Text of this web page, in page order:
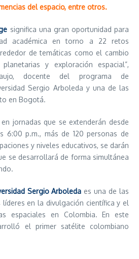
del espacio, entre otros.
significa una gran oportunidad para
académica en torno a 22 retos
de temáticas como el cambio
y exploración espacial”,
docente del programa de
Sergio Arboleda y una de las
en Bogotá.
jornadas que se extenderán desde
6:00 p.m., más de 120 personas de
y niveles educativos, se darán
se desarrollará de forma simultánea
Sergio Arboleda es una de las
en la divulgación científica y el
espaciales en Colombia. En este
el primer satélite colombiano